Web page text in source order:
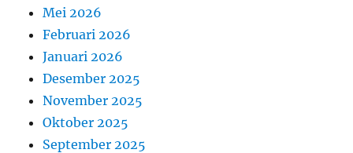
Mei 2026
Februari 2026
Januari 2026
Desember 2025
November 2025
Oktober 2025
September 2025